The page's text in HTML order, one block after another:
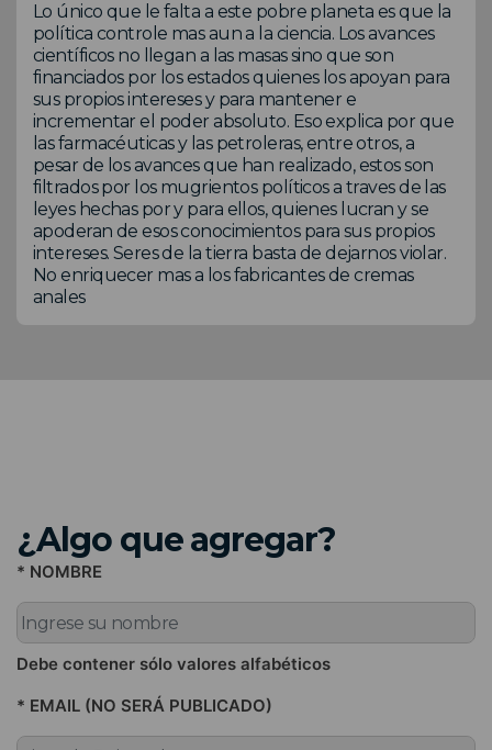
Lo único que le falta a este pobre planeta es que la
política controle mas aun a la ciencia. Los avances
científicos no llegan a las masas sino que son
financiados por los estados quienes los apoyan para
sus propios intereses y para mantener e
incrementar el poder absoluto. Eso explica por que
las farmacéuticas y las petroleras, entre otros, a
pesar de los avances que han realizado, estos son
filtrados por los mugrientos políticos a traves de las
leyes hechas por y para ellos, quienes lucran y se
apoderan de esos conocimientos para sus propios
intereses. Seres de la tierra basta de dejarnos violar.
No enriquecer mas a los fabricantes de cremas
anales
¿Algo que agregar?
* NOMBRE
Debe contener sólo valores alfabéticos
* EMAIL (NO SERÁ PUBLICADO)